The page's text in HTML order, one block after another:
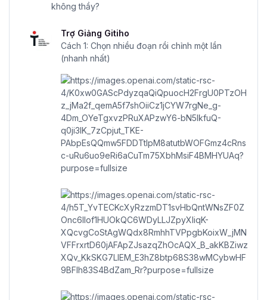
không thầy?
Trợ Giảng Gitiho
Cách 1: Chọn nhiều đoạn rồi chỉnh một lần
(nhanh nhất)